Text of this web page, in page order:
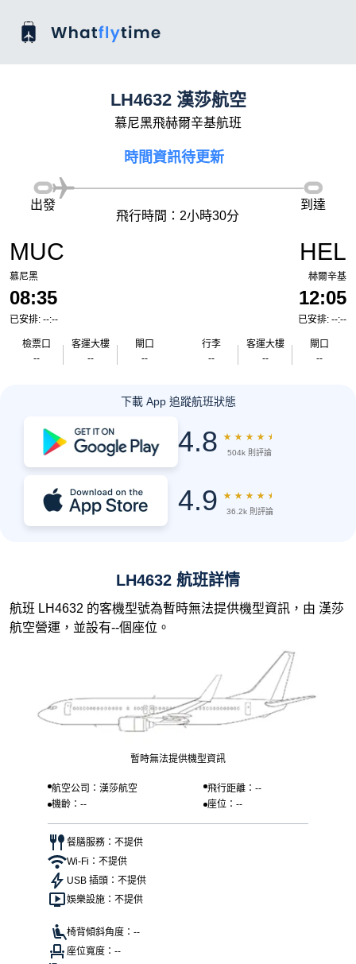
LH4632 漢莎航空
慕尼黑飛赫爾辛基航班
時間資訊待更新
MUC
慕尼黑
08:35
已安排: --:--
檢票口
--
客運大樓
--
閘口
--
出發
飛行時間：2小時30分
到達
HEL
赫爾辛基
12:05
已安排: --:--
行李
--
客運大樓
--
閘口
--
下載 App 追蹤航班狀態
4.8 ★ ★ ★ ★ ★
504k 則評論
4.9 ★ ★ ★ ★ ★
36.2k 則評論
LH4632 航班詳情
航班 LH4632 的客機型號為暫時無法提供機型資訊，由 漢莎
航空營運，並設有--個座位。
暫時無法提供機型資訊
航空公司：漢莎航空
飛行距離：--
機齡：--
座位：--
餐膳服務：不提供
Wi-Fi：不提供
USB 插頭：不提供
娛樂設施：不提供
椅背傾斜角度：--
座位寬度：--